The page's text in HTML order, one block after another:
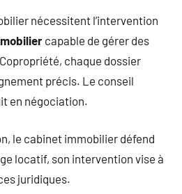
nécessitent l’intervention
capable de gérer des
chaque dossier
précis. Le conseil
en négociation.
le cabinet immobilier défend
locatif, son intervention vise à
juridiques.